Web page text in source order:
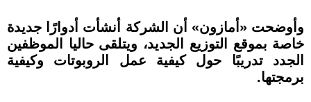
وأوضحت «أمازون» أن الشركة أنشأت أدوارًا جديدة
خاصة بموقع التوزيع الجديد، ويتلقى حاليا الموظفين
الجدد تدريبًا حول كيفية عمل الروبوتات وكيفية
برمجتها.